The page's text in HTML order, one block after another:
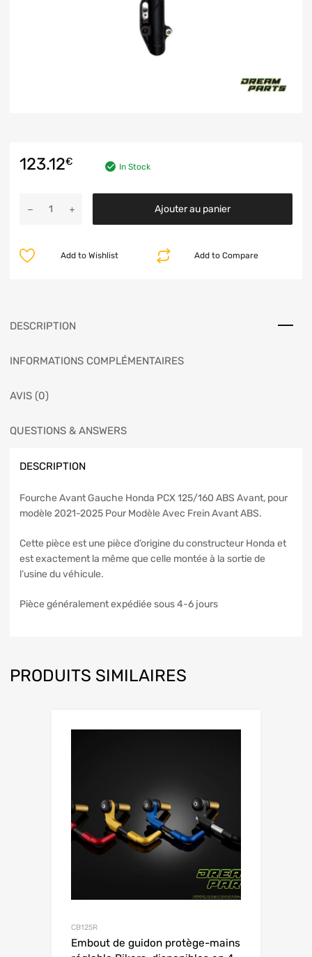
123.12€ In Stock
Ajouter au panier
Add to Compare
Add to Wishlist
DESCRIPTION
INFORMATIONS COMPLÉMENTAIRES
AVIS (0)
QUESTIONS & ANSWERS
DESCRIPTION
Fourche Avant Gauche Honda PCX 125/160 ABS Avant, pour
modèle 2021-2025 Pour Modèle Avec Frein Avant ABS.
Cette pièce est une pièce d’origine du constructeur Honda et
est exactement la même que celle montée à la sortie de
l’usine du véhicule.
Pièce généralement expédiée sous 4-6 jours
PRODUITS SIMILAIRES
CB125R
Embout de guidon protège-mains